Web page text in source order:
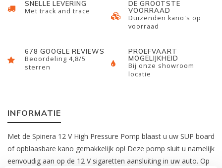
SNELLE LEVERING
Met track and trace
DE GROOTSTE
VOORRAAD
Duizenden kano's op
voorraad
678 GOOGLE REVIEWS
Beoordeling 4,8/5
sterren
PROEFVAART
MOGELIJKHEID
Bij onze showroom
locatie
INFORMATIE
Met de Spinera 12 V High Pressure Pomp blaast u uw SUP board
of opblaasbare kano gemakkelijk op! Deze pomp sluit u namelijk
eenvoudig aan op de 12 V sigaretten aansluiting in uw auto. Op